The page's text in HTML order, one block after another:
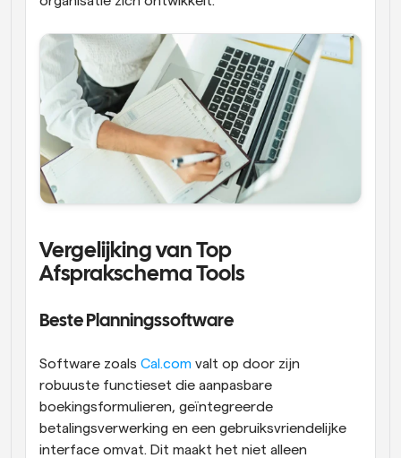
Vergelijking van Top
Afsprakschema Tools
Beste Planningssoftware
Software zoals Cal.com valt op door zijn
robuuste functieset die aanpasbare
boekingsformulieren, geïntegreerde
betalingsverwerking en een gebruiksvriendelijke
interface omvat. Dit maakt het niet alleen